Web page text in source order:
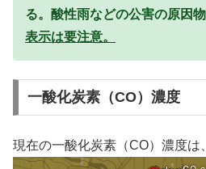
る。酸性雨などの公害の原因物
表示は要注意。
一酸化炭素（CO）濃度
現在の一酸化炭素（CO）濃度は